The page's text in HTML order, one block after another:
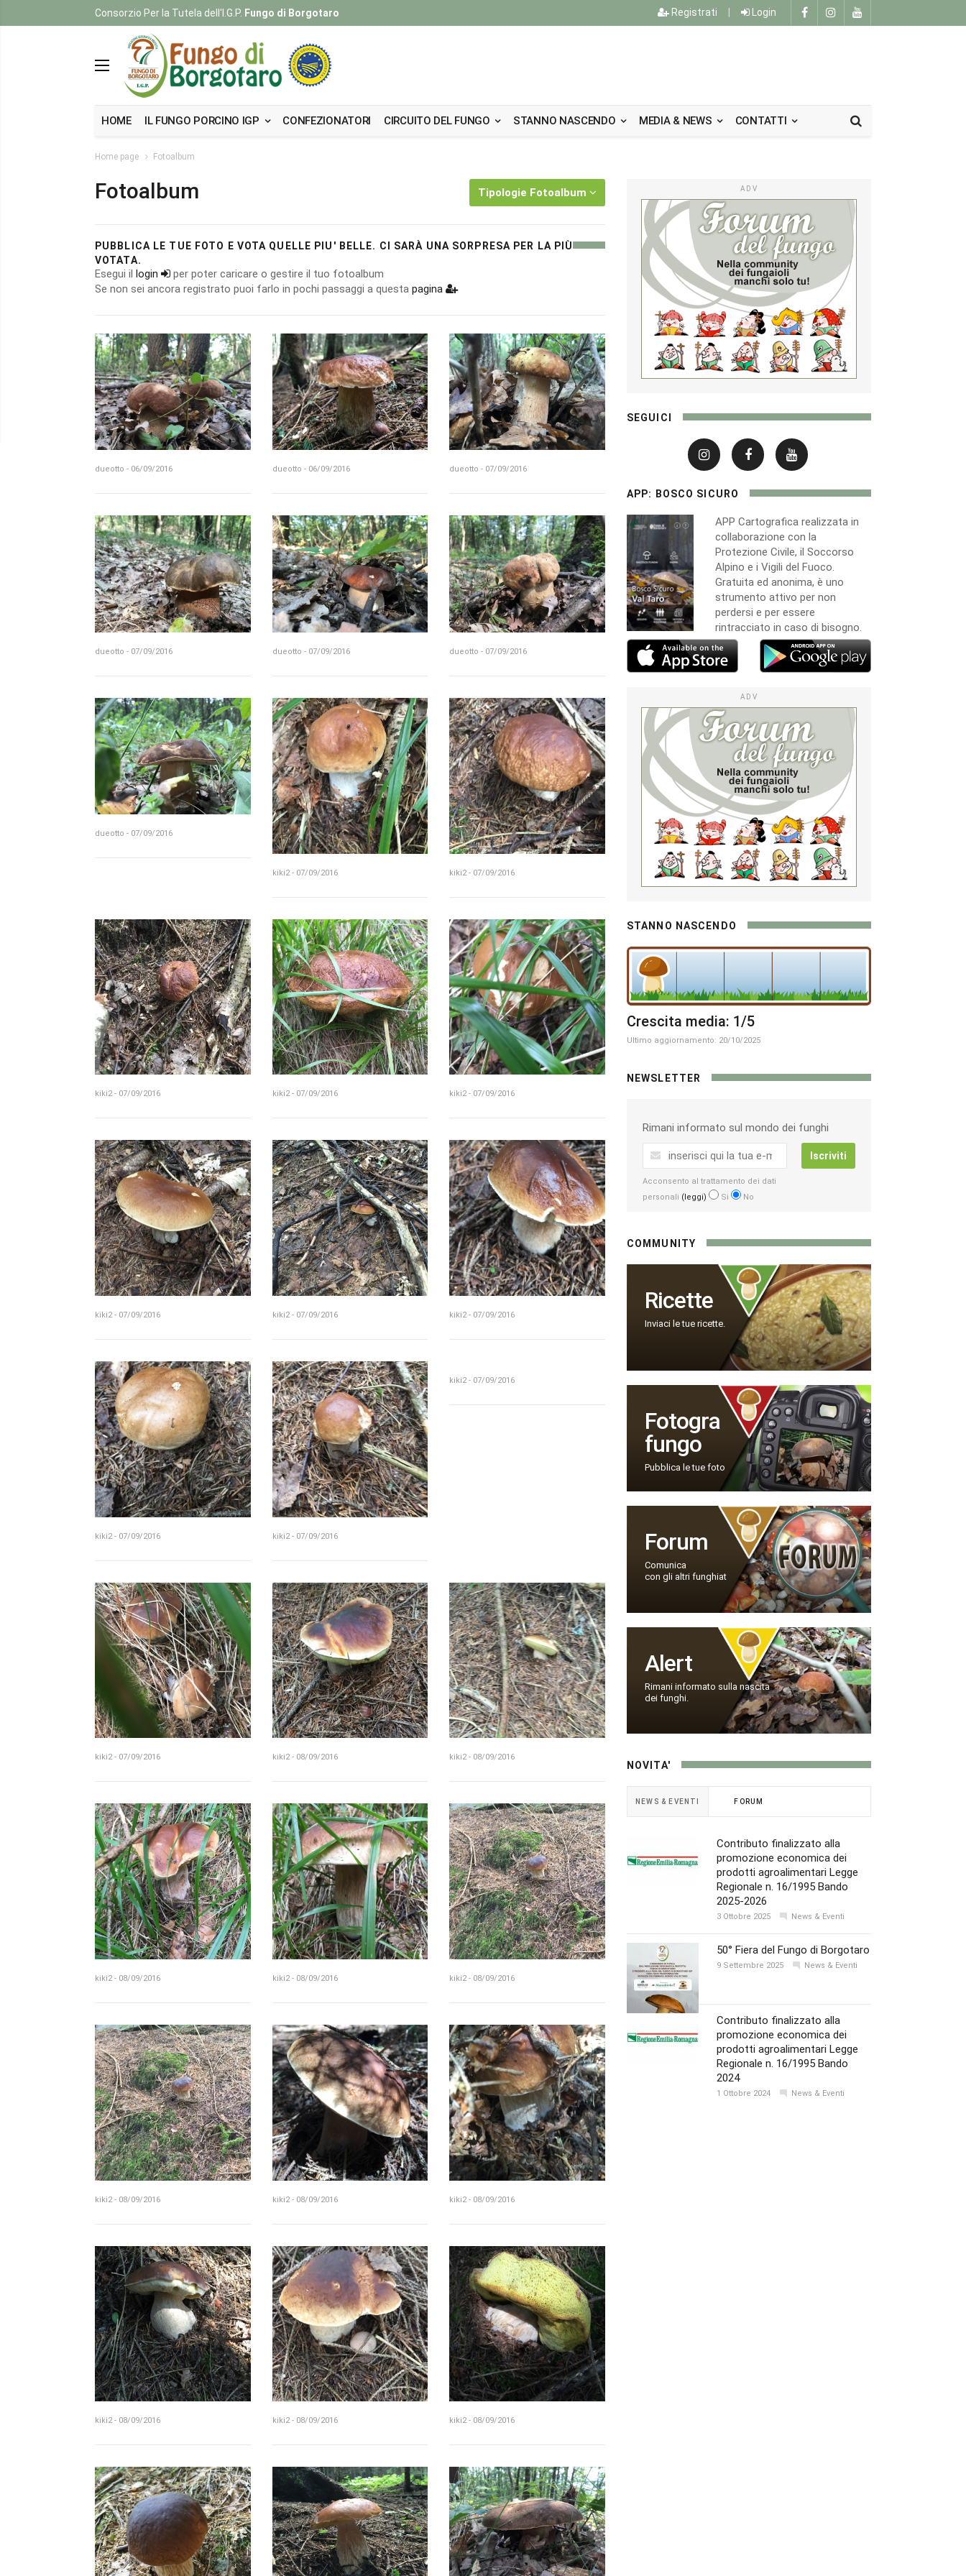
Consorzio Per la Tutela dell'I.G.P. Fungo di Borgotaro Registrati Login
HOME IL FUNGO PORCINO IGP CONFEZIONATORI CIRCUITO DEL FUNGO STANNO NASCENDO MEDIA & NEWS CONTATTI
Home page Fotoalbum
Fotoalbum Tipologie Fotoalbum
PUBBLICA LE TUE FOTO E VOTA QUELLE PIU' BELLE. CI SARÀ UNA SORPRESA PER LA PIÙ
VOTATA.
Esegui il login
per poter caricare o gestire il tuo fotoalbum
Se non sei ancora registrato puoi farlo in pochi passaggi a questa pagina
dueotto - 06/09/2016 dueotto - 06/09/2016 dueotto - 07/09/2016
dueotto - 07/09/2016 dueotto - 07/09/2016 dueotto - 07/09/2016
dueotto - 07/09/2016
kiki2 - 07/09/2016 kiki2 - 07/09/2016
kiki2 - 07/09/2016 kiki2 - 07/09/2016 kiki2 - 07/09/2016
kiki2 - 07/09/2016 kiki2 - 07/09/2016 kiki2 - 07/09/2016
kiki2 - 07/09/2016 kiki2 - 07/09/2016
kiki2 - 07/09/2016
kiki2 - 07/09/2016 kiki2 - 08/09/2016 kiki2 - 08/09/2016
kiki2 - 08/09/2016 kiki2 - 08/09/2016 kiki2 - 08/09/2016
kiki2 - 08/09/2016 kiki2 - 08/09/2016 kiki2 - 08/09/2016
kiki2 - 08/09/2016 kiki2 - 08/09/2016 kiki2 - 08/09/2016
ADV
SEGUICI
APP: BOSCO SICURO
APP Cartografica realizzata in
collaborazione con la
Protezione Civile, il Soccorso
Alpino e i Vigili del Fuoco.
Gratuita ed anonima, è uno
strumento attivo per non
perdersi e per essere
rintracciato in caso di bisogno.
ADV
STANNO NASCENDO
Crescita media: 1/5
Ultimo aggiornamento: 20/10/2025
NEWSLETTER
Rimani informato sul mondo dei funghi
Iscriviti
Acconsento al trattamento dei dati
personali (leggi) Si No
COMMUNITY
Ricette
Inviaci le tue ricette.
Fotogra
fungo
Pubblica le tue foto
Forum
Comunica
con gli altri funghiat
Alert
Rimani informato sulla nascita
dei funghi.
NOVITA'
NEWS & EVENTI FORUM
Contributo finalizzato alla
promozione economica dei
prodotti agroalimentari Legge
Regionale n. 16/1995 Bando
2025-2026
3 Ottobre 2025 News & Eventi
50° Fiera del Fungo di Borgotaro
9 Settembre 2025 News & Eventi
Contributo finalizzato alla
promozione economica dei
prodotti agroalimentari Legge
Regionale n. 16/1995 Bando
2024
1 Ottobre 2024 News & Eventi